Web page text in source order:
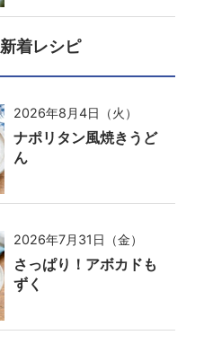
新着レシピ
2026年8月4日（火）
ナポリタン風焼きうど
ん
2026年7月31日（金）
さっぱり！アボカドも
ずく